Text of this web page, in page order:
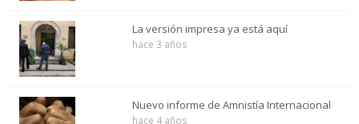
La versión impresa ya está aquí
hace 3 años
Nuevo informe de Amnistía Internacional
hace 4 años